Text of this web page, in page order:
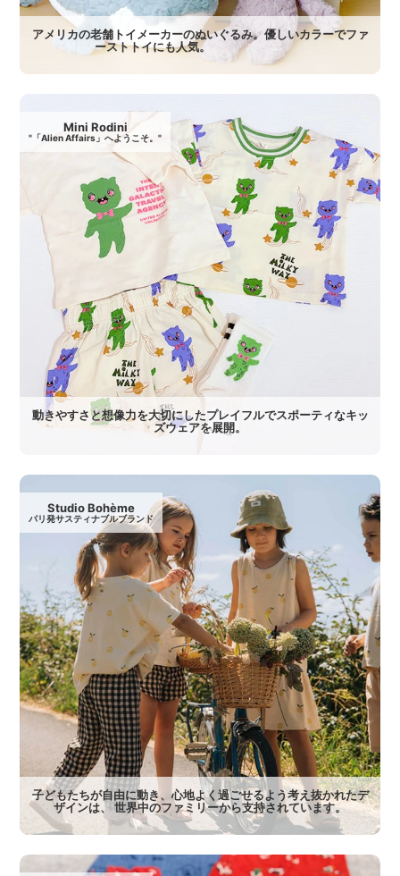
アメリカの老舗トイメーカーのぬいぐるみ。優しいカラーでファ
ーストトイにも人気。
Mini Rodini
"「Alien Affairs」へようこそ。"
動きやすさと想像力を大切にしたプレイフルでスポーティなキッ
ズウェアを展開。
Studio Bohème
パリ発サスティナブルブランド
子どもたちが自由に動き、心地よく過ごせるよう考え抜かれたデ
ザインは、 世界中のファミリーから支持されています。